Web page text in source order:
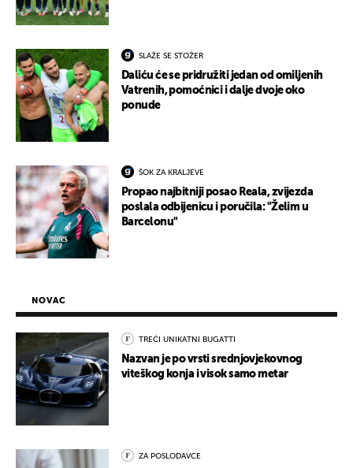
SLAŽE SE STOŽER
Daliću će se pridružiti jedan od omiljenih
Vatrenih, pomoćnici i dalje dvoje oko
ponude
ŠOK ZA KRALJEVE
Propao najbitniji posao Reala, zvijezda
poslala odbijenicu i poručila: "Želim u
Barcelonu"
NOVAC
TREĆI UNIKATNI BUGATTI
Nazvan je po vrsti srednjovjekovnog
viteškog konja i visok samo metar
ZA POSLODAVCE